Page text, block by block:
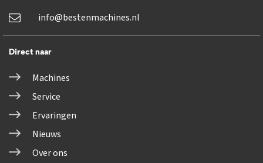
info@bestenmachines.nl
Direct naar
Machines
Service
Ervaringen
Nieuws
Over ons